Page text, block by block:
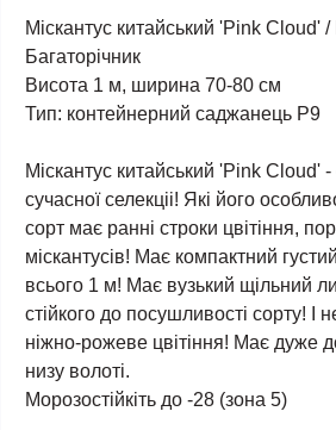
Міскантус китайський 'Pink Cloud'
Багаторічник
Висота 1 м, ширина 70-80 cм
Тип: контейнерний саджанець Р9
Міскантус китайський 'Pink Cloud'
сучасної селекціі! Які його
сорт має ранні строки цвітіння,
міскантусів! Має компактний
всього 1 м! Має вузький щільний
стійкого до посушливості сорту!
ніжно-рожеве цвітіння! Має дуже
низу волоті.
Морозостійкіть до -28 (зона 5)